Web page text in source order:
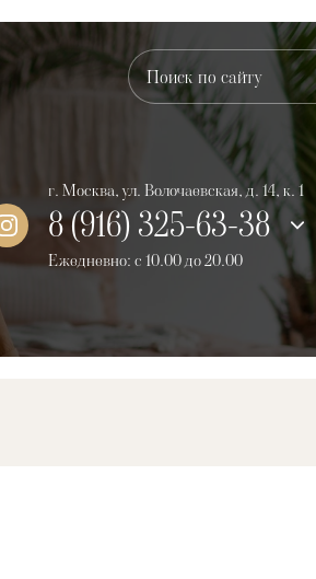
г. Москва, ул. Волочаевская, д. 14, к. 1
8 (916) 325-63-38
Ежедневно: с 10.00 до 20.00